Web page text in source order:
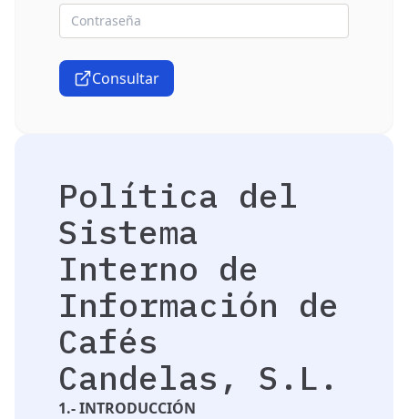
Consultar
Política del
Sistema
Interno de
Información de
Cafés
Candelas, S.L.
1.- INTRODUCCIÓN